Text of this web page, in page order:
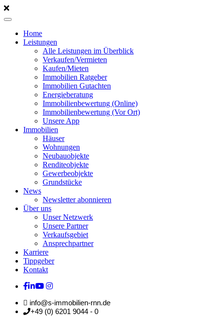
Home
Leistungen
Alle Leistungen im Überblick
Verkaufen/Vermieten
Kaufen/Mieten
Immobilien Ratgeber
Immobilien Gutachten
Energieberatung
Immobilienbewertung (Online)
Immobilienbewertung (Vor Ort)
Unsere App
Immobilien
Häuser
Wohnungen
Neubauobjekte
Renditeobjekte
Gewerbeobjekte
Grundstücke
News
Newsletter abonnieren
Über uns
Unser Netzwerk
Unsere Partner
Verkaufsgebiet
Ansprechpartner
Karriere
Tippgeber
Kontakt
info@s-immobilien-rnn.de
+49 (0) 6201 9044 - 0